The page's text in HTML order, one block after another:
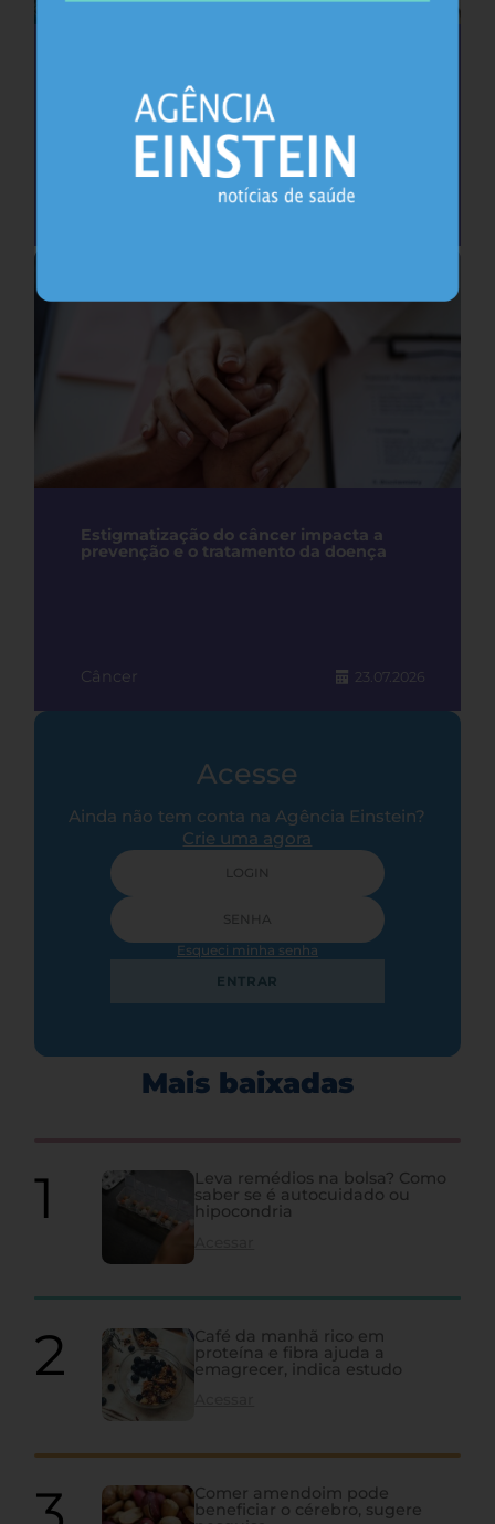
ejaculação com meninos
Estigmatização do câncer impacta a
prevenção e o tratamento da doença
Câncer 23.07.2026
Acesse
Ainda não tem conta na Agência Einstein?
Crie uma agora
Esqueci minha senha
ENTRAR
Mais baixadas
Leva remédios na bolsa? Como
saber se é autocuidado ou
hipocondria
Café da manhã rico em
proteína e fibra ajuda a
emagrecer, indica estudo
Comer amendoim pode
beneficiar o cérebro, sugere